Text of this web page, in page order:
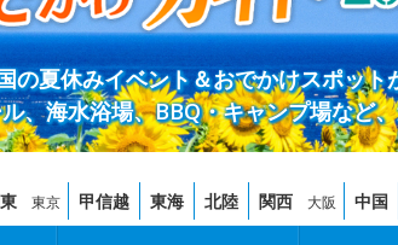
の夏休みイベント＆おでかけスポット
、海水浴場、BBQ・キャンプ場など
東京 甲信越 東海 北陸 関西 大阪 中国